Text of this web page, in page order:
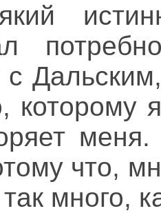
что,
много,